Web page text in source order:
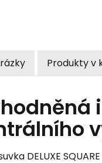
Produkty v
DELUXE